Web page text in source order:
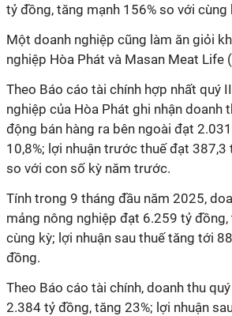
tỷ đồng, tăng mạnh 156% so với cùng
Một doanh nghiệp cũng làm ăn giỏi
nghiệp Hòa Phát và Masan Meat Life
Theo Báo cáo tài chính hợp nhất quý
nghiệp của Hòa Phát ghi nhận doanh
động bán hàng ra bên ngoài đạt
10,8%; lợi nhuận trước thuế đạt 387,3
so với con số kỳ năm trước.
Tính trong 9 tháng đầu năm 2025,
mảng nông nghiệp đạt 6.259 tỷ đồng,
cùng kỳ; lợi nhuận sau thuế tăng tới
đồng.
Theo Báo cáo tài chính, doanh thu
2.384 tỷ đồng, tăng 23%; lợi nhuận